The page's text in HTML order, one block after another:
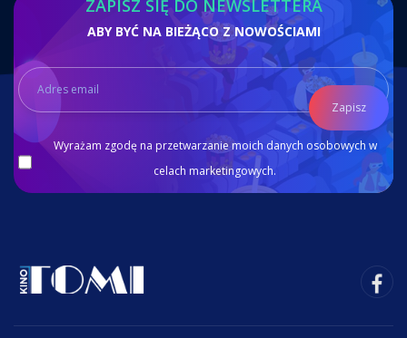
ZAPISZ SIĘ DO NEWSLETTERA
ABY BYĆ NA BIEŻĄCO Z NOWOŚCIAMI
Zapisz
Wyrażam zgodę na przetwarzanie moich danych osobowych w
celach marketingowych.